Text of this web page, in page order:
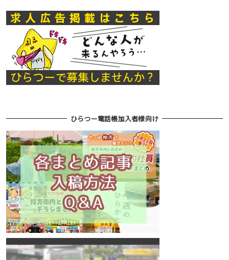
ひらつー電話帳加入者様向け